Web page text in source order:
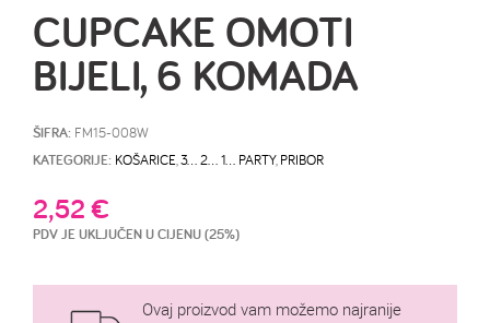
CUPCAKE OMOTI
BIJELI, 6 KOMADA
ŠIFRA: FM15-008W
KATEGORIJE: KOŠARICE 3… 2… 1… PARTY, PRIBOR
2,52€
PDV JE UKLJUČEN U CIJENU (25%)
Ovaj proizvod vam možemo najranije